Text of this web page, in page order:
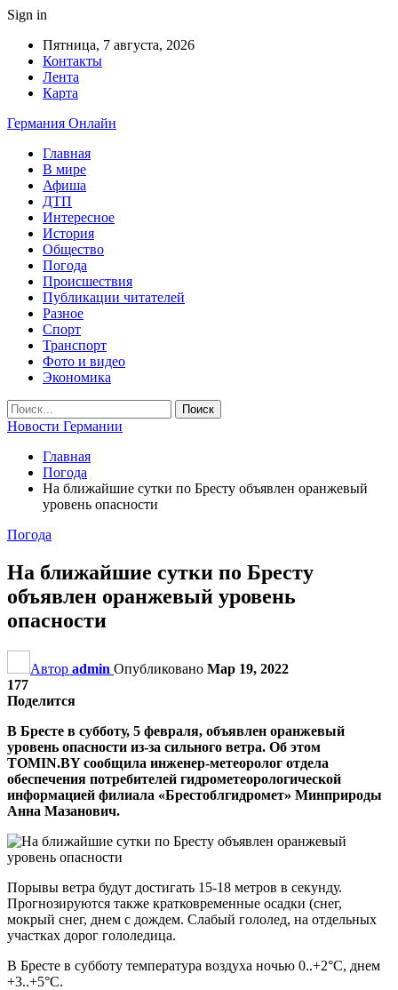
Sign in
Пятница, 7 августа, 2026
Контакты
Лента
Карта
Германия Онлайн
Главная
В мире
Афиша
ДТП
Интересное
История
Общество
Погода
Происшествия
Публикации читателей
Разное
Спорт
Транспорт
Фото и видео
Экономика
Новости Германии
Главная
Погода
На ближайшие сутки по Бресту объявлен оранжевый
уровень опасности
Погода
На ближайшие сутки по Бресту
объявлен оранжевый уровень
опасности
Автор admin Опубликовано Мар 19, 2022
177
Поделится
В Бресте в субботу, 5 февраля, объявлен оранжевый
уровень опасности из-за сильного ветра. Об этом
TOMIN.BY сообщила инженер-метеоролог отдела
обеспечения потребителей гидрометеорологической
информацией филиала «Брестоблгидромет» Минприроды
Анна Мазанович.
Порывы ветра будут достигать 15-18 метров в секунду.
Прогнозируются также кратковременные осадки (снег,
мокрый снег, днем с дождем. Слабый гололед, на отдельных
участках дорог гололедица.
В Бресте в субботу температура воздуха ночью 0..+2°С, днем
+3..+5°С.